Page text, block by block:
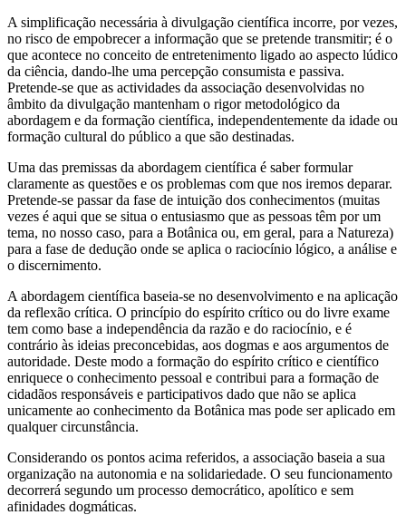
A simplificação necessária à divulgação científica incorre, por vezes,
no risco de empobrecer a informação que se pretende transmitir; é o
que acontece no conceito de entretenimento ligado ao aspecto lúdico
da ciência, dando-lhe uma percepção consumista e passiva.
Pretende-se que as actividades da associação desenvolvidas no
âmbito da divulgação mantenham o rigor metodológico da
abordagem e da formação científica, independentemente da idade ou
formação cultural do público a que são destinadas.
Uma das premissas da abordagem científica é saber formular
claramente as questões e os problemas com que nos iremos deparar.
Pretende-se passar da fase de intuição dos conhecimentos (muitas
vezes é aqui que se situa o entusiasmo que as pessoas têm por um
tema, no nosso caso, para a Botânica ou, em geral, para a Natureza)
para a fase de dedução onde se aplica o raciocínio lógico, a análise e
o discernimento.
A abordagem científica baseia-se no desenvolvimento e na aplicação
da reflexão crítica. O princípio do espírito crítico ou do livre exame
tem como base a independência da razão e do raciocínio, e é
contrário às ideias preconcebidas, aos dogmas e aos argumentos de
autoridade. Deste modo a formação do espírito crítico e científico
enriquece o conhecimento pessoal e contribui para a formação de
cidadãos responsáveis e participativos dado que não se aplica
unicamente ao conhecimento da Botânica mas pode ser aplicado em
qualquer circunstância.
Considerando os pontos acima referidos, a associação baseia a sua
organização na autonomia e na solidariedade. O seu funcionamento
decorrerá segundo um processo democrático, apolítico e sem
afinidades dogmáticas.